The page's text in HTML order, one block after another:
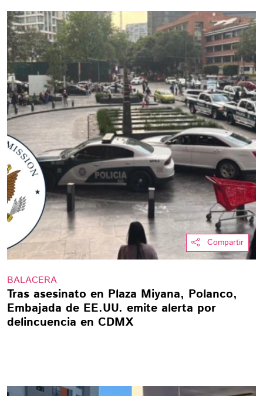
Compartir
BALACERA
Tras asesinato en Plaza Miyana, Polanco,
Embajada de EE.UU. emite alerta por
delincuencia en CDMX